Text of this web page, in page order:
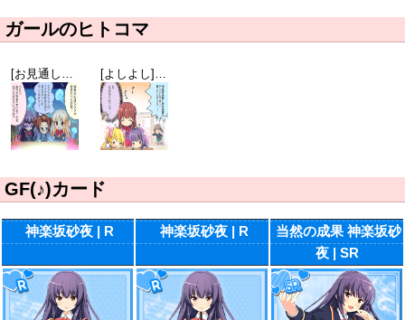
ガールのヒトコマ
[お見通しよ？]神楽坂砂夜 [よしよし]天都かなた
GF(♪)カード
神楽坂砂夜 | R 神楽坂砂夜 | R
当然の成果 神楽坂砂
夜 | SR